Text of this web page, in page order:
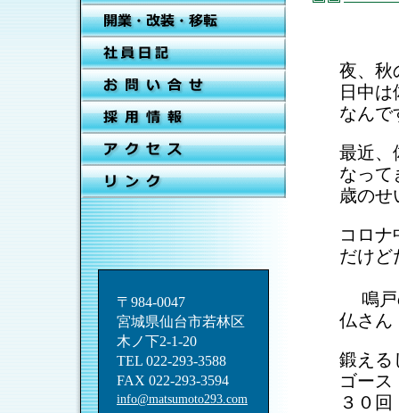
〒984-0047
宮城県仙台市若林区
木ノ下2-1-20
TEL 022-293-3588
FAX 022-293-3594
info@matsumoto293.com
夜、秋
日中
なんで
最近、
なって
歳の
コロ
だけど
鳴戸
仏さん
鍛える
ゴー
３０回